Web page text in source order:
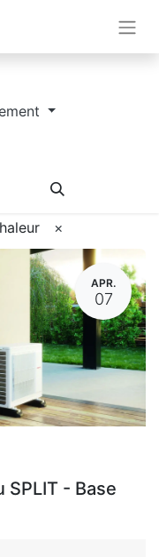
×
APR.
07
SPLIT - Base